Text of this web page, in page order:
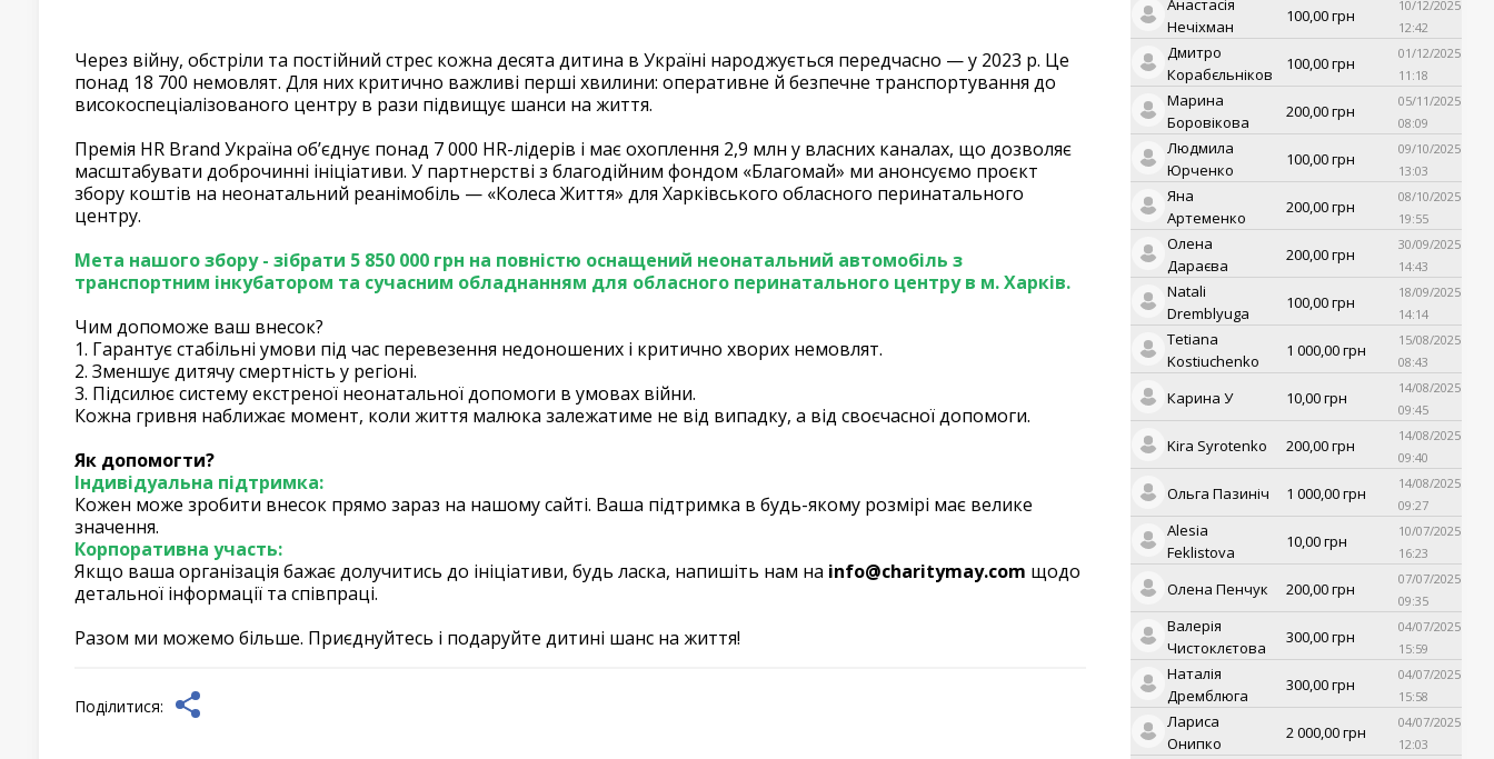
Через війну, обстріли та постійний стрес кожна десята дитина в Україні народжується передчасно — у 2023 р. Це
понад 18 700 немовлят. Для них критично важливі перші хвилини: оперативне й безпечне транспортування до
високоспеціалізованого центру в рази підвищує шанси на життя.
Премія HR Brand Україна обʼєднує понад 7 000 HR-лідерів і має охоплення 2,9 млн у власних каналах, що дозволяє
масштабувати доброчинні ініціативи. У партнерстві з благодійним фондом «Благомай» ми анонсуємо проєкт
збору коштів на неонатальний реанімобіль — «Колеса Життя» для Харківського обласного перинатального
центру.
Мета нашого збору - зібрати 5 850 000 грн на повністю оснащений неонатальний автомобіль з
транспортним інкубатором та сучасним обладнанням для обласного перинатального центру в м. Харків.
Чим допоможе ваш внесок?
1. Гарантує стабільні умови під час перевезення недоношених і критично хворих немовлят.
2. Зменшує дитячу смертність у регіоні.
3. Підсилює систему екстреної неонатальної допомоги в умовах війни.
Кожна гривня наближає момент, коли життя малюка залежатиме не від випадку, а від своєчасної допомоги.
Як допомогти?
Індивідуальна підтримка:
Кожен може зробити внесок прямо зараз на нашому сайті. Ваша підтримка в будь-якому розмірі має велике
значення.
Корпоративна участь:
Якщо ваша організація бажає долучитись до ініціативи, будь ласка, напишіть нам на info@charitymay.com щодо
детальної інформації та співпраці.
Разом ми можемо більше. Приєднуйтесь і подаруйте дитині шанс на життя!
Поділитися:
Нечіхман
100,00грн
10/12/2025
12:42
Дмитро
Корабєльніков
100,00грн
01/12/2025
11:18
Марина
Боровікова
200,00грн
05/11/2025
08:09
Людмила
Юрченко
100,00грн
09/10/2025
13:03
Яна
Артеменко
200,00грн
08/10/2025
19:55
Олена
Дараєва
200,00грн
30/09/2025
14:43
Natali
Dremblyuga
100,00грн
18/09/2025
14:14
Tetiana
Kostiuchenko
1 000,00грн
15/08/2025
08:43
Карина У 10,00грн
14/08/2025
09:45
Kira Syrotenko 200,00грн
14/08/2025
09:40
Ольга Пазиніч 1 000,00грн
14/08/2025
09:27
Alesia
Feklistova
10,00грн
10/07/2025
16:23
Олена Пенчук 200,00грн
07/07/2025
09:35
Валерія
Чистоклєтова
300,00грн
04/07/2025
15:59
Наталія
Дремблюга
300,00грн
04/07/2025
15:58
Лариса
Онипко
2 000,00грн
04/07/2025
12:03